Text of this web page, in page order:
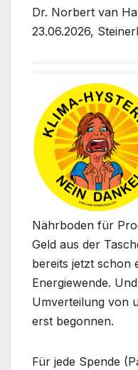
Dr. Norbert van
23.06.2026,
Nährboden für
Geld aus der
bereits jetzt schon
Energiewende.
Umverteilung von
erst begonnen.
Für jede Spende